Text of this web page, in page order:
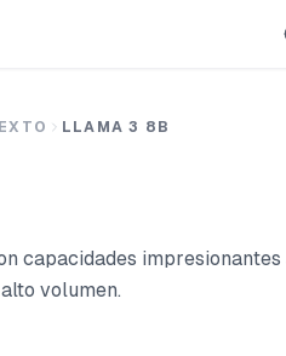
LLAMA 3 8B
capacidades
volumen.